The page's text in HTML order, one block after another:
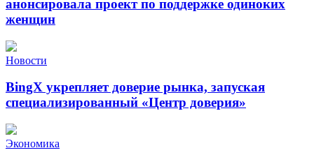
анонсировала проект по поддержке одиноких
женщин
Новости
BingX укрепляет доверие рынка, запуская
специализированный «Центр доверия»
Экономика